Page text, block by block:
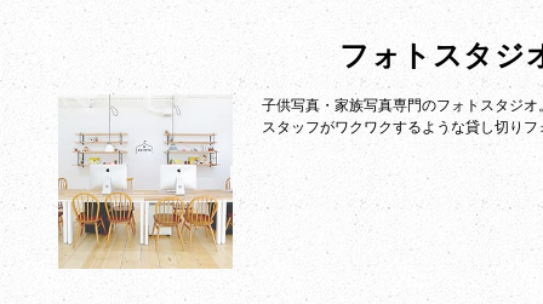
フォトスタジ
子供写真・家族写真専門のフォトスタジ
スタッフがワクワクするような貸し切り